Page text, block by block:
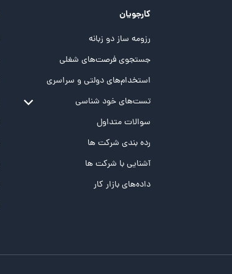
کارجویان
رزومه ساز دو زبانه
جستجوی فرصت‌های شغلی
استخدام‌های دولتی و سراسری
تست‌های خود شناسی
تست MBTI
تست تیپ سنجی شغلی Holland
تست NEO
تست هوش های چندگانه
سوالات متداول
رده بندی شرکت ها
آشنایی با شرکت ها
داده‌های بازار کار